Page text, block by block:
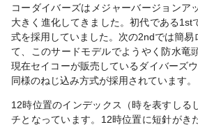
コーダイバーズはメジャーバージョンア
大きく進化してきました。初代である1st
式を採用していました。次の2ndでは簡易
て、このサードモデルでようやく防水竜
現在セイコーが販売しているダイバーズ
同様のねじ込み方式が採用されています。
12時位置のインデックス（時を表すしる
チとなっています。12時位置に短針がき